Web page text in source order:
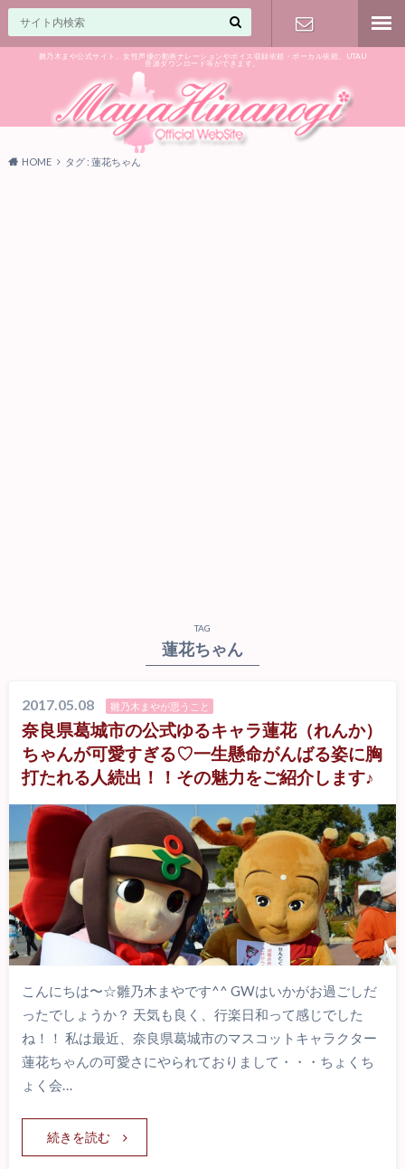
雛乃木まや公式サイト。女性声優の動画ナレーションやボイス収録依頼・ボーカル依頼、UTAU
音源ダウンロード等ができます。
気軽に♪
HOME タグ : 蓮花ちゃん
TAG
蓮花ちゃん
2017.05.08 雛乃木まやが思うこと
奈良県葛城市の公式ゆるキャラ蓮花（れんか）
ちゃんが可愛すぎる♡一生懸命がんばる姿に胸
打たれる人続出！！その魅力をご紹介します♪
こんにちは〜☆雛乃木まやです^^ GWはいかがお過ごしだ
ったでしょうか？ 天気も良く、行楽日和って感じでした
ね！！ 私は最近、奈良県葛城市のマスコットキャラクター
蓮花ちゃんの可愛さにやられておりまして・・・ちょくち
ょく会…
続きを読む